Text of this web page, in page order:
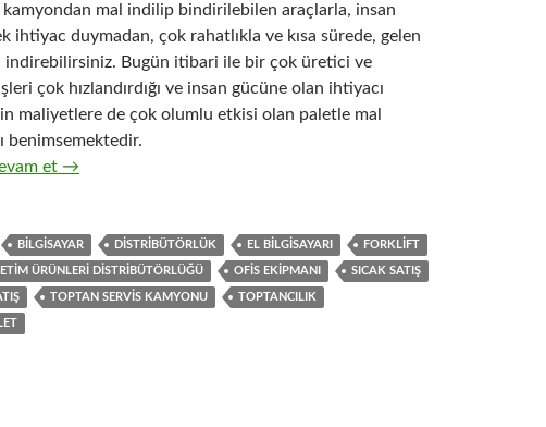
kamyondan mal indilip bindirilebilen araçlarla, insan
ihtiyac duymadan, çok rahatlıkla ve kısa sürede, gelen
indirebilirsiniz. Bugün itibari ile bir çok üretici ve
çok hızlandırdığı ve insan gücüne olan ihtiyacı
maliyetlere de çok olumlu etkisi olan paletle mal
benimsemektedir.
ürünleri ( FMCG ) toptancılığında gerekli olan taşıtlar ve donanımlar
et →
BILGISAYAR DISTRIBÜTÖRLÜK EL BILGISAYARI FORKLIFT
ÜRÜNLERI DISTRIBÜTÖRLÜĞÜ OFIS EKIPMANI SICAK SATIŞ
TOPTAN SERVIS KAMYONU TOPTANCILIK